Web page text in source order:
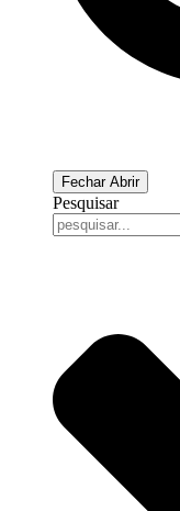
Fechar Abrir
Pesquisar